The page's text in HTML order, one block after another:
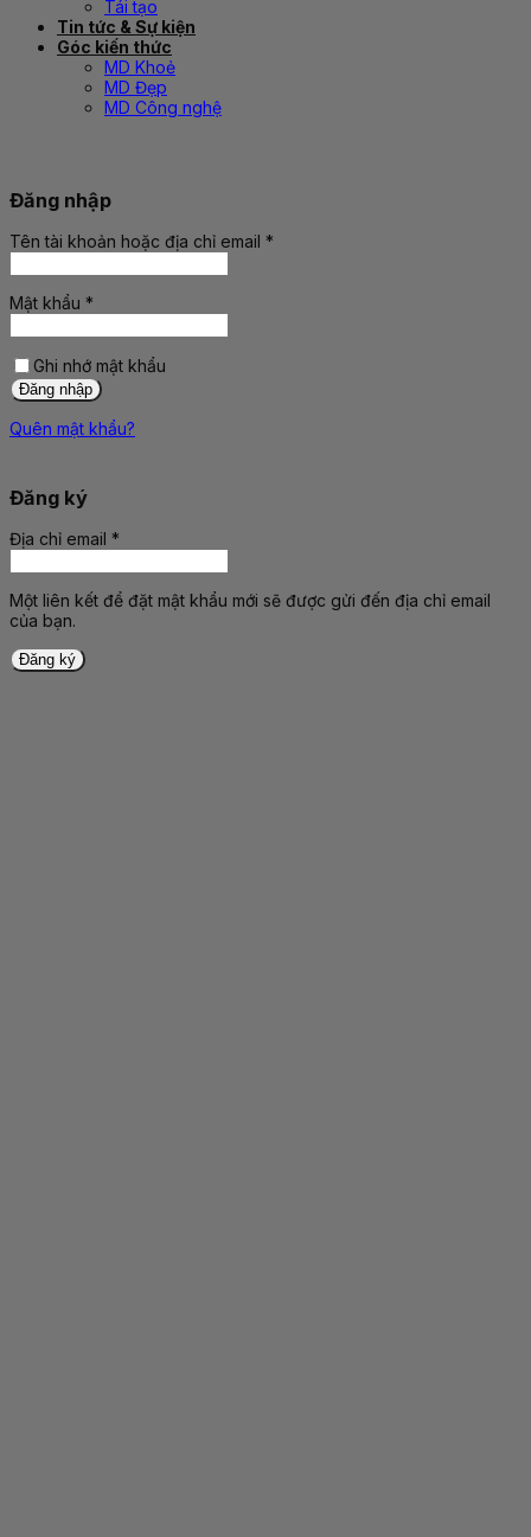
Tái tạo
Tin tức & Sự kiện
Góc kiến thức
MD Khoẻ
MD Đẹp
MD Công nghệ
Đăng nhập
Tên tài khoản hoặc địa chỉ email *
Bắt
buộc
Mật khẩu *
Bắt
buộc
Ghi nhớ mật khẩu
Đăng nhập
Quên mật khẩu?
Đăng ký
Địa chỉ email *
Bắt
Một liên kết để đặt mật khẩu mới sẽ được gửi đến địa chỉ email
của bạn.
Đăng ký